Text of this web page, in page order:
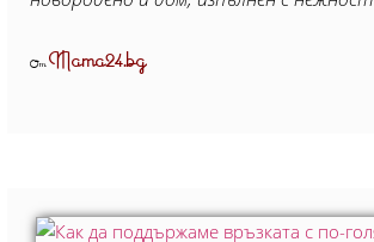
ОтMama24.bg